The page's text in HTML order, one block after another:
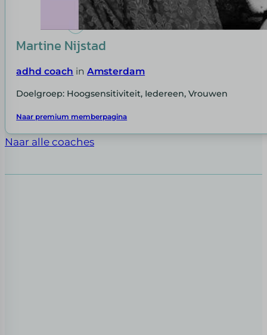
Martine Nijstad
adhd coach inAmsterdam
Doelgroep: Hoogsensitiviteit, Iedereen, Vrouwen
Naar premium memberpagina
Naar alle coaches